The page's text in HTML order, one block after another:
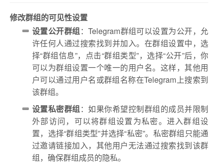
修改群组的可见性设置
设置公开群组：Telegram群组可以设置为公开，允
许任何人通过搜索找到并加入。在群组设置中，选
择“群组信息”，点击“群组类型”，选择“公开”后，你
可以为群组设置一个唯一的用户名。这样，其他用
户可以通过用户名或群组名称在Telegram上搜索到
该群组。
设置私密群组：如果你希望控制群组的成员并限制
外部访问，可以将群组设置为私密。进入群组设
置，选择“群组类型”并选择“私密”。私密群组只能通
过邀请链接加入，其他用户无法通过搜索找到该群
组，确保群组成员的隐私。